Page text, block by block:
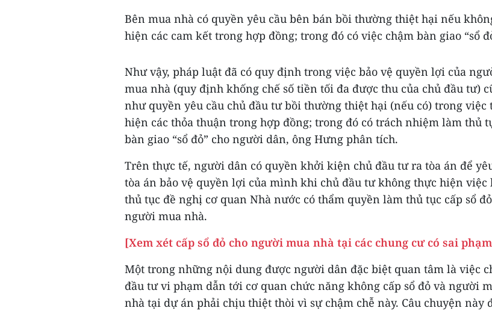
Bên mua nhà có quyền yêu cầu bên bán bồi thường thiệt hại nếu
hiện các cam kết trong hợp đồng; trong đó có việc chậm bàn giao “sổ
Như vậy, pháp luật đã có quy định trong việc bảo vệ quyền lợi của
mua nhà (quy định khống chế số tiền tối đa được thu của chủ đầu tư)
như quyền yêu cầu chủ đầu tư bồi thường thiệt hại (nếu có) trong việc
hiện các thỏa thuận trong hợp đồng; trong đó có trách nhiệm làm thủ
bàn giao “sổ đỏ” cho người dân, ông Hưng phân tích.
Trên thực tế, người dân có quyền khởi kiện chủ đầu tư ra tòa án để
tòa án bảo vệ quyền lợi của mình khi chủ đầu tư không thực hiện việc
thủ tục đề nghị cơ quan Nhà nước có thẩm quyền làm thủ tục cấp sổ
người mua nhà.
[Xem xét cấp sổ đỏ cho người mua nhà tại các chung cư có sai
Một trong những nội dung được người dân đặc biệt quan tâm là việc
đầu tư vi phạm dẫn tới cơ quan chức năng không cấp sổ đỏ và người
nhà tại dự án phải chịu thiệt thòi vì sự chậm chễ này. Câu chuyện này